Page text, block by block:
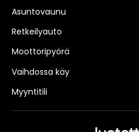
Asuntovaunu
Retkeilyauto
Moottoripyörä
Vaihdossa käy
Myyntitili